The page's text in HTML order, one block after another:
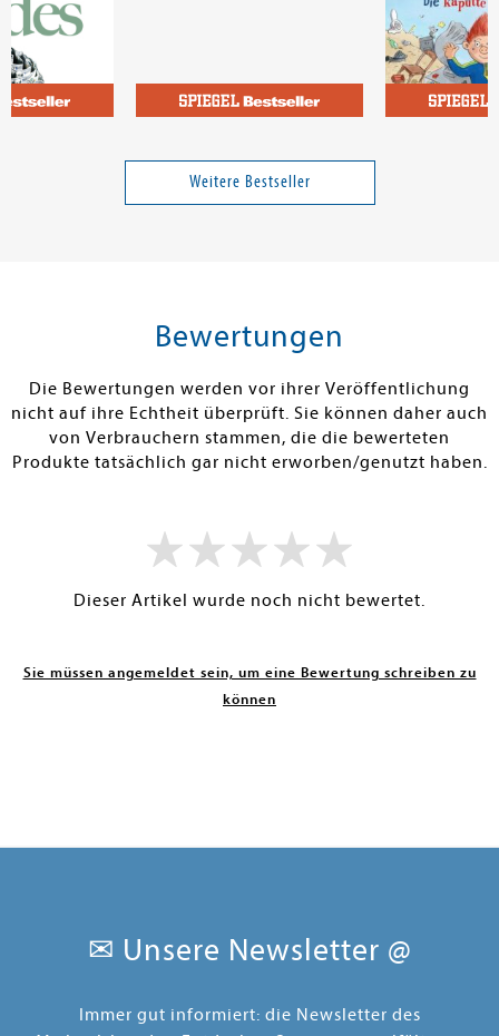
Die Ernährungs-Docs - So
einfach geht gesund essen
Warenkorb
Weitere Bestseller
Bewertungen
Die Bewertungen werden vor ihrer Veröffentlichung
nicht auf ihre Echtheit überprüft. Sie können daher auch
von Verbrauchern stammen, die die bewerteten
Produkte tatsächlich gar nicht erworben/genutzt haben.
Dieser Artikel wurde noch nicht bewertet.
Sie müssen angemeldet sein, um eine Bewertung schreiben zu
können
✉ Unsere Newsletter @
Immer gut informiert: die Newsletter des